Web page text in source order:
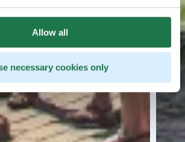
Allow all
necessary cookies only